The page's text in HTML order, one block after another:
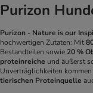
Purizon
Purizon - Nature is our
hochwertigen Zutaten: Mit
Bestandteilen sowie 20 %
proteinreiche und äußerst
Unverträglichkeiten
tierischen Proteinquelle